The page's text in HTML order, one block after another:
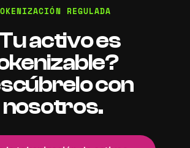
REGULADA
activo es
con
nosotros.